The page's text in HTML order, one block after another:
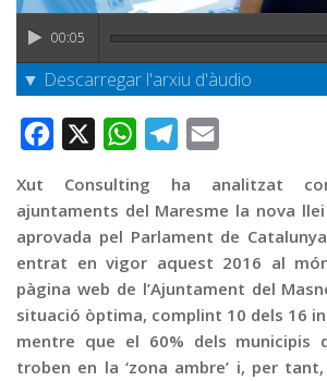
Publicitat
Contacte
00:05
▼ Descarregar l'arxiu d'àudio
Facebook WhatsAppTelegram
Xut Consulting ha analitzat
ajuntaments del Maresme la nova
aprovada pel Parlament de
entrat en vigor aquest 2016 al
pàgina web de l’Ajuntament del
situació òptima, complint 10 dels 16
mentre que el 60% dels municipis
troben en la ‘zona ambre’ i, per